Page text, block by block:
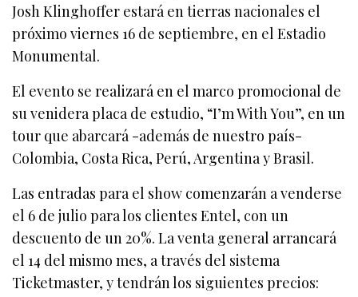
Josh Klinghoffer estará en tierras nacionales el
próximo viernes 16 de septiembre, en el Estadio
Monumental.
El evento se realizará en el marco promocional de
su venidera placa de estudio, “I’m With You”, en un
tour que abarcará -además de nuestro país-
Colombia, Costa Rica, Perú, Argentina y Brasil.
Las entradas para el show comenzarán a venderse
el 6 de julio para los clientes Entel, con un
descuento de un 20%. La venta general arrancará
el 14 del mismo mes, a través del sistema
Ticketmaster, y tendrán los siguientes precios: